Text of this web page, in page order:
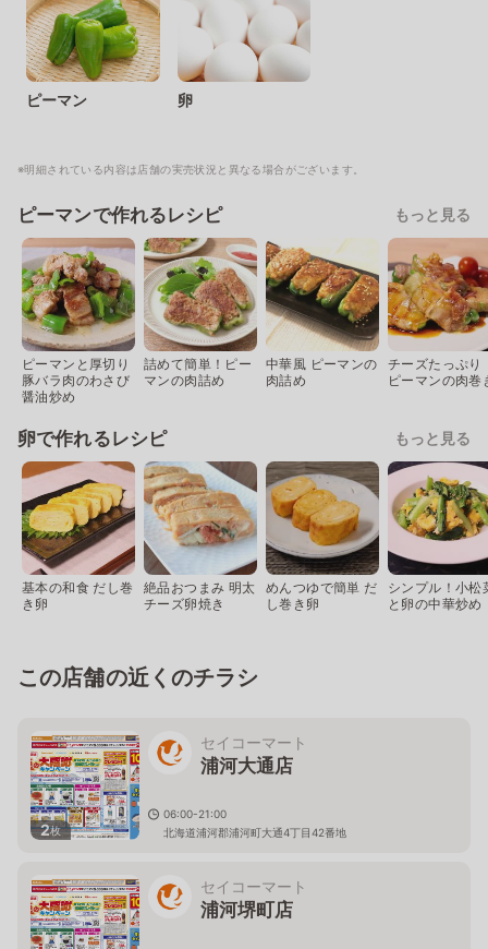
ピーマン 卵
※明細されている内容は店舗の実売状況と異なる場合がございます。
ピーマンで作れるレシピ もっと見る
ピーマンと厚切り
豚バラ肉のわさび
醤油炒め
詰めて簡単！ピー
マンの肉詰め
中華風 ピーマンの
肉詰め
チーズたっぷり
ピーマンの肉巻
卵で作れるレシピ もっと見る
基本の和食 だし巻
き卵
絶品おつまみ 明太
チーズ卵焼き
めんつゆで簡単 だ
し巻き卵
シンプル！小松
と卵の中華炒め
この店舗の近くのチラシ
2枚
セイコーマート
浦河大通店
06:00-21:00
北海道浦河郡浦河町大通4丁目42番地
セイコーマート
浦河堺町店